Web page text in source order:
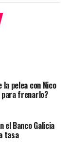
semanas y
que
el pueblo
que a
estériles que
cuestionó a la
tienen que
fin de mes”
de
pelea con Nico
para frenarlo?
el Banco Galicia
tasa